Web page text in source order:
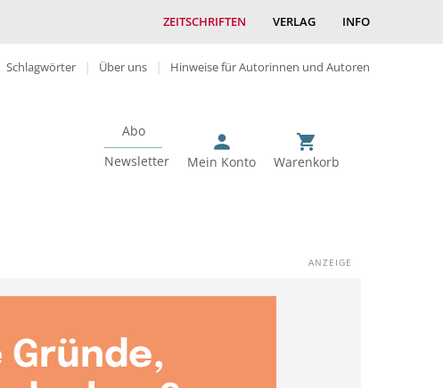
ZEITSCHRIFTEN VERLAG INFO
Schlagwörter Über uns Hinweise für Autorinnen und Autoren
Abo
Newsletter
Mein Konto Warenkorb